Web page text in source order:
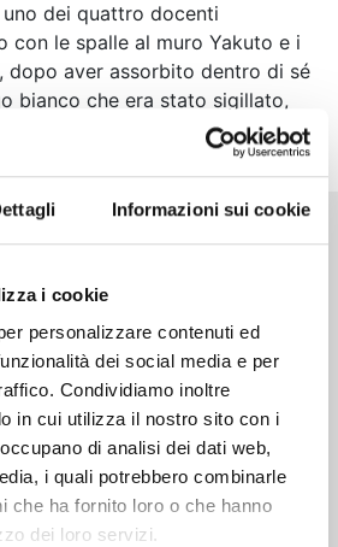
Informazioni sui cookie
i cookie
personalizzare contenuti ed
dei social media e per
Condividiamo inoltre
in cui utilizza il nostro sito con i
di analisi dei dati web,
i quali potrebbero combinarle
che ha fornito loro o che hanno
dei loro servizi.
dei quattro docenti
con le spalle al muro Yakuto e i
dopo aver assorbito dentro di sé
bianco che era stato sigillato,